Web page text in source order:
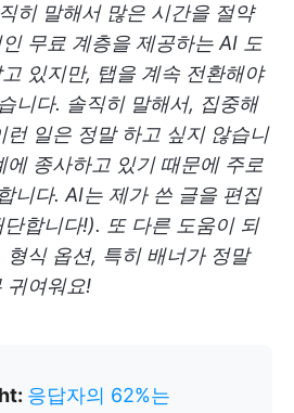
히 말해서 많은 시간을 절약
무료 계층을 제공하는 AI 도
있지만, 탭을 계속 전환해야
니다. 솔직히 말해서, 집중해
런 일은 정말 하고 싶지 않습니
에 종사하고 있기 때문에 주로
니다. AI는 제가 쓴 글을 편집
합니다!). 또 다른 도움이 되
형식 옵션, 특히 배너가 정말
귀여워요!
응답자의 62%는